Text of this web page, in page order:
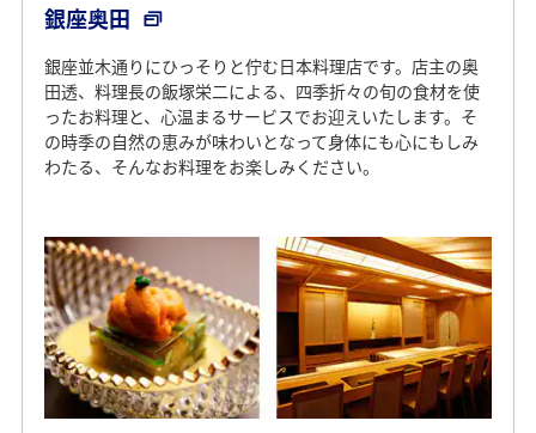
銀座奥田
銀座並木通りにひっそりと佇む日本料理店です。店主の奥
田透、料理長の飯塚栄二による、四季折々の旬の食材を使
ったお料理と、心温まるサービスでお迎えいたします。そ
の時季の自然の恵みが味わいとなって身体にも心にもしみ
わたる、そんなお料理をお楽しみください。